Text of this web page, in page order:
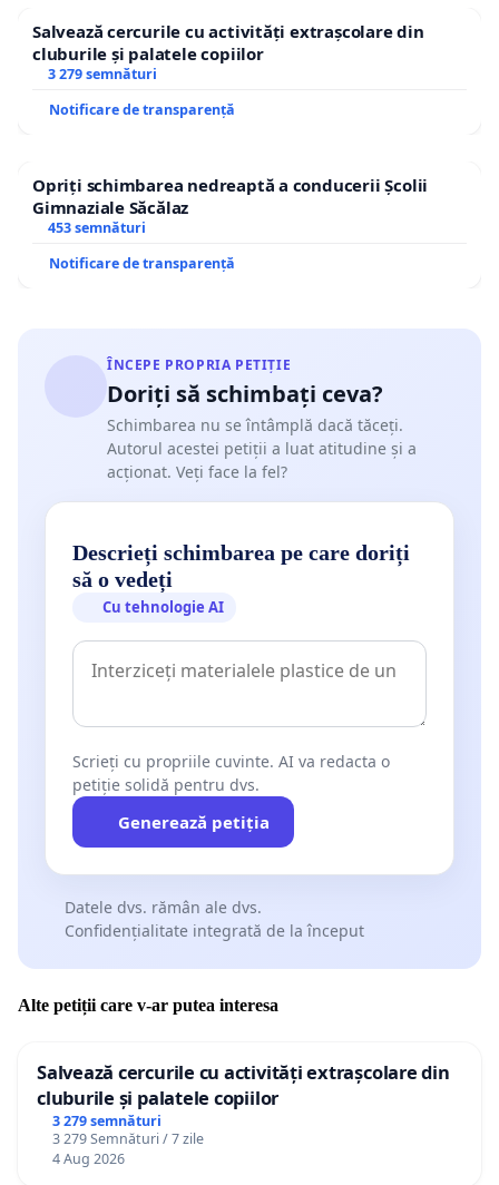
Salvează cercurile cu activități extrașcolare din
cluburile și palatele copiilor
3 279 semnături
Notificare de transparență
Opriți schimbarea nedreaptă a conducerii Școlii
Gimnaziale Săcălaz
453 semnături
Notificare de transparență
ÎNCEPE PROPRIA PETIȚIE
Doriți să schimbați ceva?
Schimbarea nu se întâmplă dacă tăceți.
Autorul acestei petiții a luat atitudine și a
acționat. Veți face la fel?
Descrieți schimbarea pe care doriți
să o vedeți
Cu tehnologie AI
Scrieți cu propriile cuvinte. AI va redacta o
petiție solidă pentru dvs.
Generează petiția
Datele dvs. rămân ale dvs.
Confidențialitate integrată de la început
Alte petiții care v-ar putea interesa
Salvează cercurile cu activități extrașcolare din
cluburile și palatele copiilor
3 279 semnături
3 279 Semnături / 7 zile
4 Aug 2026